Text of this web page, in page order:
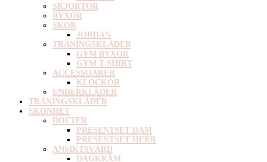
SKJORTOR
BYXOR
SKOR
JORDAN
TRÄNINGSKLÄDER
GYM BYXOR
GYM T-SHIRT
ACCESSOARER
KLOCKOR
UNDERKLÄDER
TRÄNINGSKLÄDER
SKÖNHET
DOFTER
PRESENTSET DAM
PRESENTSET HERR
ANSIKTSVÅRD
DAGKRÄM